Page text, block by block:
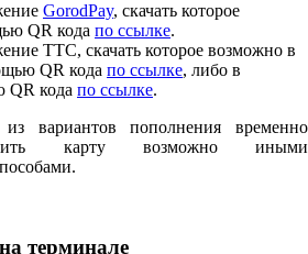
GorodPay, скачать которое
QR кода по ссылке.
ТТС, скачать которое возможно в
QR кода по ссылке, либо в
QR кода по ссылке.
вариантов пополнения временно
карту возможно иными
терминале